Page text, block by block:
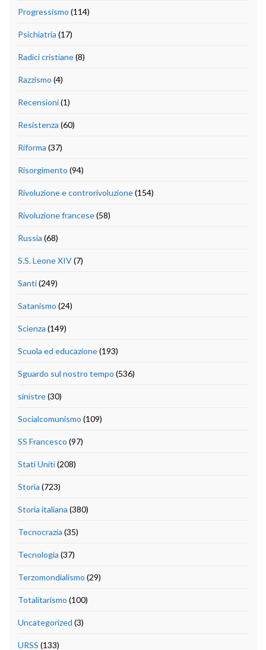
Progressismo (114)
Psichiatria (17)
Radici cristiane(8)
Razzismo (4)
Recensioni(1)
Resistenza (60)
Riforma (37)
Risorgimento (94)
Rivoluzione e controrivoluzione(154)
Rivoluzione francese(58)
Russia (68)
S.S. Leone XIV(7)
Santi(249)
Satanismo (24)
Scienza (149)
Scuola ed educazione(193)
Sguardo sul nostro tempo (536)
sinistre(30)
Socialcomunismo (109)
SS Francesco (97)
Stati Uniti(208)
Storia (723)
Storia italiana (380)
Tecnocrazia (35)
Tecnologia (37)
Terzomondialismo (29)
Totalitarismo (100)
Uncategorized (3)
URSS (133)